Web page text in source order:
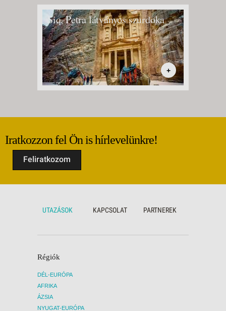
Siq, Petra látványos szurdoka
+
Iratkozzon fel Ön is hírlevelünkre!
Feliratkozom
UTAZÁSOK KAPCSOLAT PARTNEREK
Régiók
DÉL-EURÓPA
AFRIKA
ÁZSIA
NYUGAT-EURÓPA